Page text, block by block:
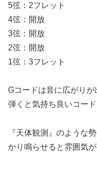
5弦：2フレット
4弦：開放
3弦：開放
2弦：開放
1弦：3フレット
Gコードは音に広がり
弾くと気持ち良いコード
『天体観測』のような
かり鳴らせると雰囲気が